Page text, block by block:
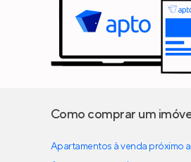
Como comprar um
Apartamentos à venda próximo